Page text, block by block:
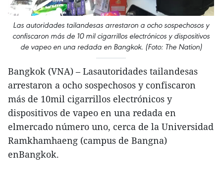
Las autoridades tailandesas arrestaron a ocho sospechosos y
confiscaron más de 10 mil cigarrillos electrónicos y dispositivos
de vapeo en una redada en Bangkok. (Foto: The Nation)
Bangkok (VNA) – Lasautoridades tailandesas
arrestaron a ocho sospechosos y confiscaron
más de 10mil cigarrillos electrónicos y
dispositivos de vapeo en una redada en
elmercado número uno, cerca de la Universidad
Ramkhamhaeng (campus de Bangna)
enBangkok.